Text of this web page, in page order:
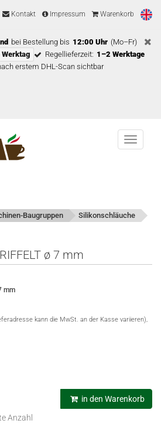
Kontakt Impressum Warenkorb
bei Bestellung bis 12:00 Uhr (Mo–Fr)
Regellieferzeit: 1–2 Werktage
erstem DHL-Scan sichtbar
Menu
Baugruppen Silikonschläuche
ø 7 mm
mm
kann die MwSt. an der Kasse variieren),
in den Warenkorb
Anzahl